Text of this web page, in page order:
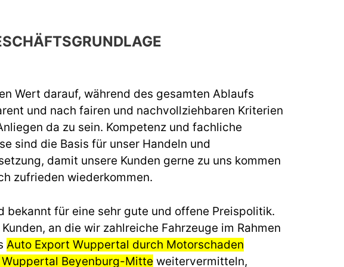
Wert darauf, während des gesamten Ablaufs
und nach fairen und nachvollziehbaren Kriterien
da zu sein. Kompetenz und fachliche
sind die Basis für unser Handeln und
damit unsere Kunden gerne zu uns kommen
zufrieden wiederkommen.
bekannt für eine sehr gute und offene Preispolitik.
an die wir zahlreiche Fahrzeuge im Rahmen
Auto Export Wuppertal durch Motorschaden
Wuppertal Beyenburg-Mitte weitervermitteln,